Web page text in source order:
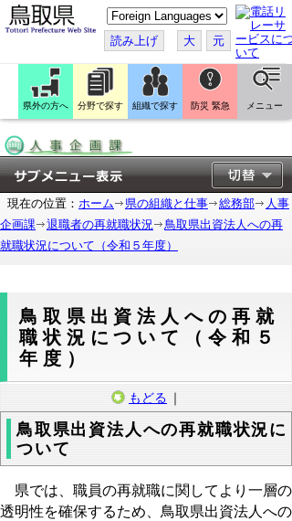
こ
の
ペ
ー
ジ
翻
訳
す
読み上げ 大 元
県外の方へ 分野で探す 組織で探す 防災 緊急 メニュー
現在の位置： ホーム 県の組織と仕事 総務部
人事
企画課
退職者の再就職状況
鳥取県出資法人への再
就職状況について（令和５年度）
鳥取県出資法人への再就
職状況について（令和５
年度）
もどる ｜
鳥取県出資法人への再就職状況に
ついて
県では、職員の再就職に関してより一層の
透明性を確保するため、鳥取県出資法人への